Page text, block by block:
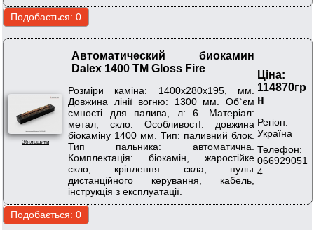
Збільшити
Автоматический биокамин
Dalex 1400 ТМ Gloss Fire
Розміри каміна: 1400х280х195, мм.
Довжина лінії вогню: 1300 мм. Об`єм
ємності для палива, л: 6. Матеріал:
метал, скло. ОсобливостІ: довжина
біокаміну 1400 мм. Тип: паливний блок.
Тип пальника: автоматична.
Комплектація: біокамін, жаростійке
скло, кріплення скла, пульт
дистанційного керування, кабель,
інструкція з експлуатації.
Ціна:
114870гр
н
Регіон:
Україна
Телефон:
066929051
4